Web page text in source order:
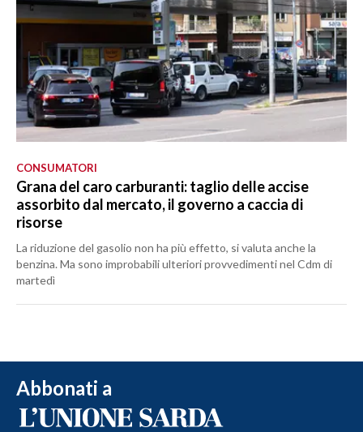
CONSUMATORI
Grana del caro carburanti: taglio delle accise
assorbito dal mercato, il governo a caccia di
risorse
La riduzione del gasolio non ha più effetto, si valuta anche la
benzina. Ma sono improbabili ulteriori provvedimenti nel Cdm di
martedì
Abbonati a